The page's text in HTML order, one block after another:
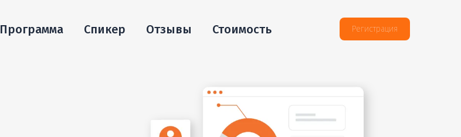
Программа Спикер Отзывы Стоимость Регистрация